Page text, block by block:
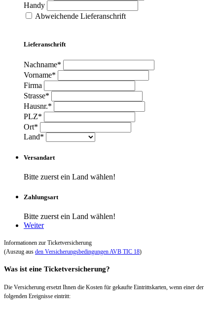
Handy
Abweichende Lieferanschrift
Lieferanschrift
Nachname*
Vorname*
Firma
Strasse*
Hausnr.*
PLZ*
Ort*
Land*
Versandart
Bitte zuerst ein Land wählen!
Zahlungsart
Bitte zuerst ein Land wählen!
Weiter
Informationen zur Ticketversicherung
(Auszug aus den Versicherungsbedingungen AVB TIC 18)
Was ist eine Ticketversicherung?
Die Versicherung ersetzt Ihnen die Kosten für gekaufte Eintrittskarten, wenn einer der
folgenden Ereignisse eintritt: